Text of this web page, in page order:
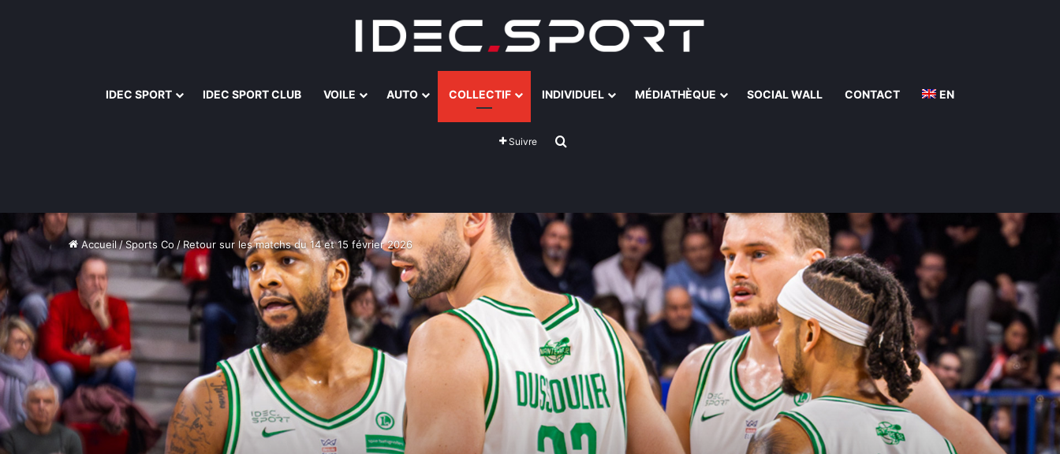
IDEC SPORT IDEC SPORT CLUB VOILE AUTO COLLECTIF INDIVIDUEL MÉDIATHÈQUE SOCIAL WALL CONTACT EN
Suivre
Accueil/Sports Co /Retour sur les matchs du 14 et 15 février 2026